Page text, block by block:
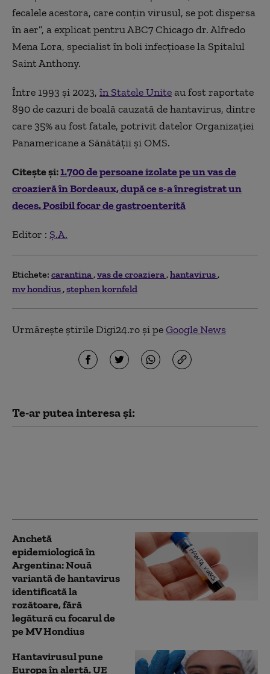
fecalele acestora, care conțin virusul, se pot dispersa
în aer”, a explicat pentru ABC7 Chicago dr. Alfredo
Mena Lora, specialist în boli infecțioase la Spitalul
Saint Anthony.
Între 1993 și 2023, în Statele Uniteau fost raportate
890 de cazuri de boală cauzată de hantavirus, dintre
care 35% au fost fatale, potrivit datelor Organizației
Panamericane a Sănătății și OMS.
Citește și:1.700 de persoane izolate pe un vas de
croazieră în Bordeaux, după ce s-a înregistrat un
deces. Posibil focar de gastroenterită
Editor : Ș.A.
Etichete: carantina vas de croaziera hantavirus
mv hondius stephen kornfeld
Urmărește știrile Digi24.ro și peGoogle News
Te-ar putea interesa și:
Anchetă
epidemiologică în
Argentina: Nouă
variantă de hantavirus
identificată la
rozătoare, fără
legătură cu focarul de
pe MV Hondius
Hantavirusul pune
Europa în alertă. UE